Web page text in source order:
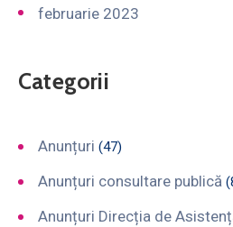
februarie 2023
Categorii
Anunțuri (47)
Anunțuri consultare publică
Anunțuri Direcția de